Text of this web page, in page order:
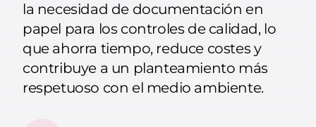
la necesidad de documentación en
papel para los controles de calidad, lo
que ahorra tiempo, reduce costes y
contribuye a un planteamiento más
respetuoso con el medio ambiente.